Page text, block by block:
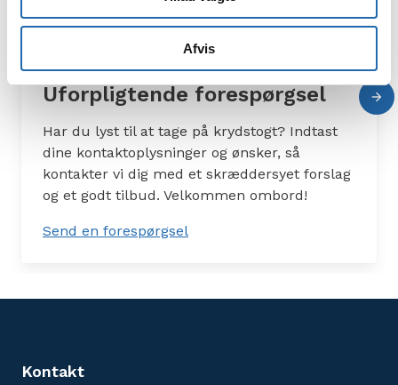
Afvis
Uforpligtende forespørgsel
Har du lyst til at tage på krydstogt? Indtast
dine kontaktoplysninger og ønsker, så
kontakter vi dig med et skræddersyet forslag
og et godt tilbud. Velkommen ombord!
Send en forespørgsel
Kontakt